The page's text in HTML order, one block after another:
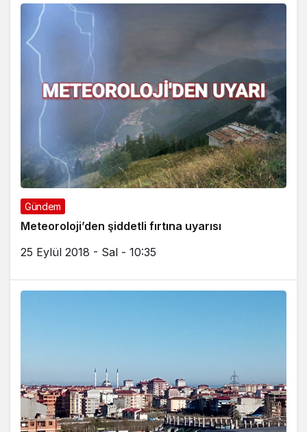
Gündem
Meteoroloji’den şiddetli fırtına uyarısı
25 Eylül 2018 - Sal - 10:35